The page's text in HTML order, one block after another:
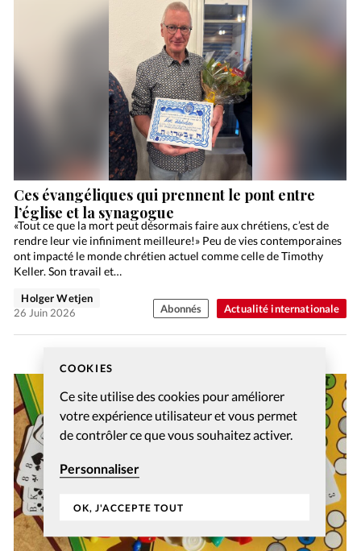
COOKIES
Ce site utilise des cookies pour améliorer
votre expérience utilisateur et vous permet
de contrôler ce que vous souhaitez activer.
Personnaliser
OK, J'ACCEPTE TOUT
Actualité internationale
Ces évangéliques qui prennent le pont entre
l’église et la synagogue
«Tout ce que la mort peut désormais faire aux chrétiens, c’est de
rendre leur vie infiniment meilleure!» Peu de vies contemporaines
ont impacté le monde chrétien actuel comme celle de Timothy
Keller. Son travail et…
Holger Wetjen
26 Juin 2026
Abonnés